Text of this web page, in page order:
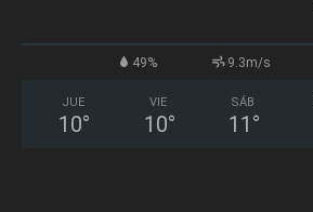
49% 9.3m/s
JUE
10°
VIE
10°
SÁB
11 °